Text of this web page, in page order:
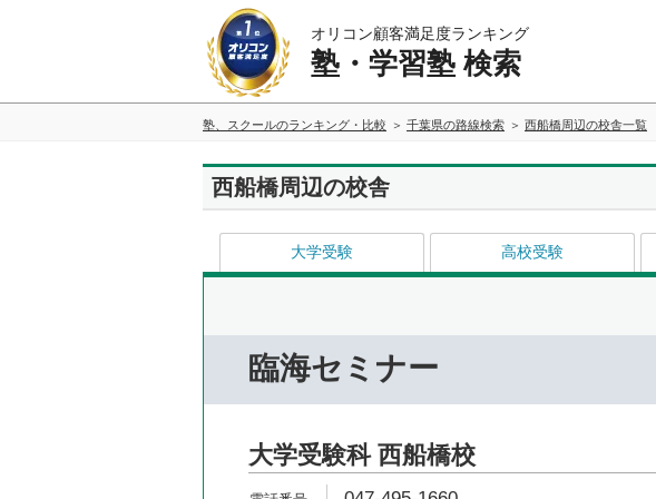
オリコン顧客満足度ランキング
塾・学習塾 検索
塾、スクールのランキング・比較 千葉県の路線検索 西船橋周辺の校舎一覧
西船橋周辺の校舎
大学受験 高校受験
臨海セミナー
大学受験科 西船橋校